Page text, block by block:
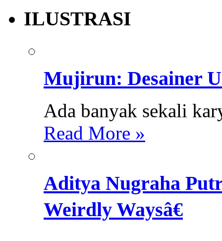
ILUSTRASI
Mujirun: Desainer
Ada banyak sekali
Read More »
Aditya Nugraha
Weirdly Waysâ€